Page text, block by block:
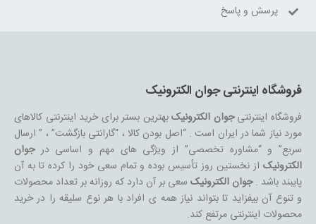
پرسش و پاسخ
فروشگاه اینترنتی جوان الکترونیک
فروشگاه اینترنتیجوان الکترونیکبهترین بستر برای خرید اینترنتی کالاهای
مورد نیاز شما در ایران است . “اصل بودن کالا ، “گارانتی بازگشت” ، ” ارسال
سریع” و “مشاوره تخصصی” از ویژگی های مهم و اساسی درجوان
الکترونیکاز نخستین روز تأسیس بوده و تمام سعی خود را کرده تا به آن
پایبند باشد .جوان الکترونیکسعی بر آن دارد که روزانه بر تعداد محصولات
و تنوع آن بیفزاید تا بتواند نیاز همه ی افراد با هر نوع سلیقه را در خرید
محصولات اینترنتی مرتفع کند.